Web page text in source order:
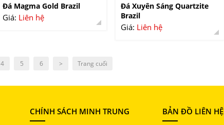
Đá Magma Gold Brazil
Giá: Liên hệ
Đá Xuyên Sáng Quartzite
Brazil
Giá: Liên hệ
4 5 6 > Trang cuối
CHÍNH SÁCH MINH TRUNG BẢN ĐỒ LIÊN HỆ